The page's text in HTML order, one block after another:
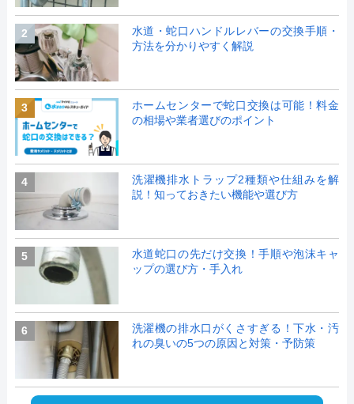
2
水道・蛇口ハンドルレバーの交換手順・
方法を分かりやすく解説
3
ホームセンターで蛇口交換は可能！料金
の相場や業者選びのポイント
4
洗濯機排水トラップ2種類や仕組みを解
説！知っておきたい機能や選び方
5
水道蛇口の先だけ交換！手順や泡沫キャ
ップの選び方・手入れ
6
洗濯機の排水口がくさすぎる！下水・汚
れの臭いの5つの原因と対策・予防策